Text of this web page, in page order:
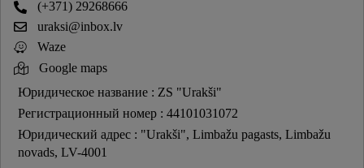
(+371) 29268666
uraksi@inbox.lv
Waze
Google maps
Юридическое название : ZS "Urakši"
Регистрационный номер : 44101031072
Юридический адрес : "Urakši", Limbažu pagasts, Limbažu
novads, LV-4001